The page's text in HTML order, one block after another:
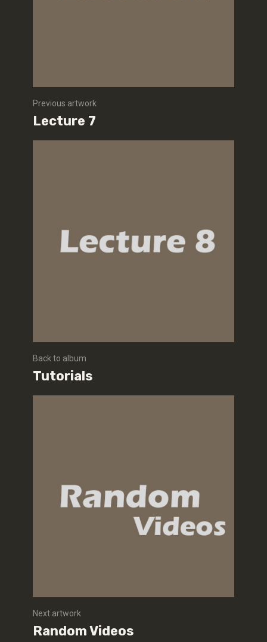
Previous artwork
Lecture 7
Back to album
Tutorials
Next artwork
Random Videos